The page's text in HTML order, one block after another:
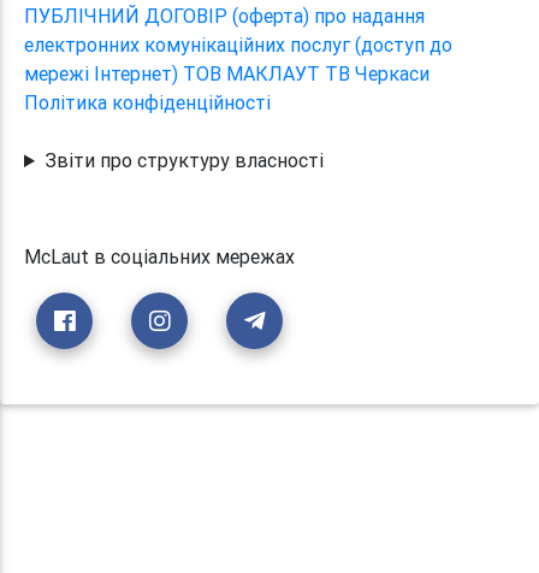
ПУБЛІЧНИЙ ДОГОВІР (оферта) про надання
електронних комунікаційних послуг (доступ до
мережі Інтернет) ТОВ МАКЛАУТ ТВ Черкаси
Політика конфіденційності
Звіти про структуру власності
McLaut в соціальних мережах